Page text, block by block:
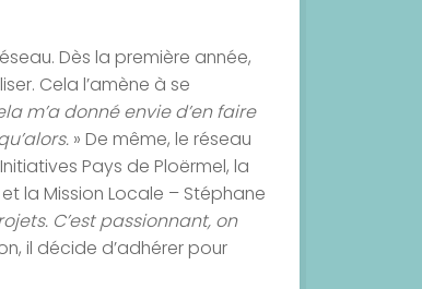
Dès la première année,
Cela l’amène à se
m’a donné envie d’en faire
» De même, le réseau
Pays de Ploërmel, la
la Mission Locale – Stéphane
C’est passionnant, on
il décide d’adhérer pour